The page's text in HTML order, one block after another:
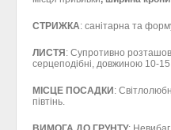
СТРИЖКА: санітарна та
ЛИСТЯ : Супротивно
серцеподібні, довжиною 10-15
МІСЦЕ ПОСАДКИ :
півтінь.